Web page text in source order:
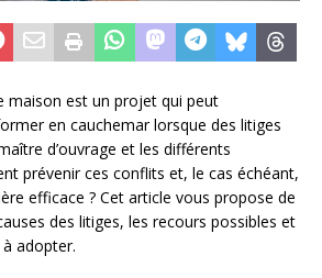
maison est un projet qui peut
en cauchemar lorsque des litiges
d’ouvrage et les différents
prévenir ces conflits et, le cas échéant,
efficace ? Cet article vous propose de
des litiges, les recours possibles et
adopter.